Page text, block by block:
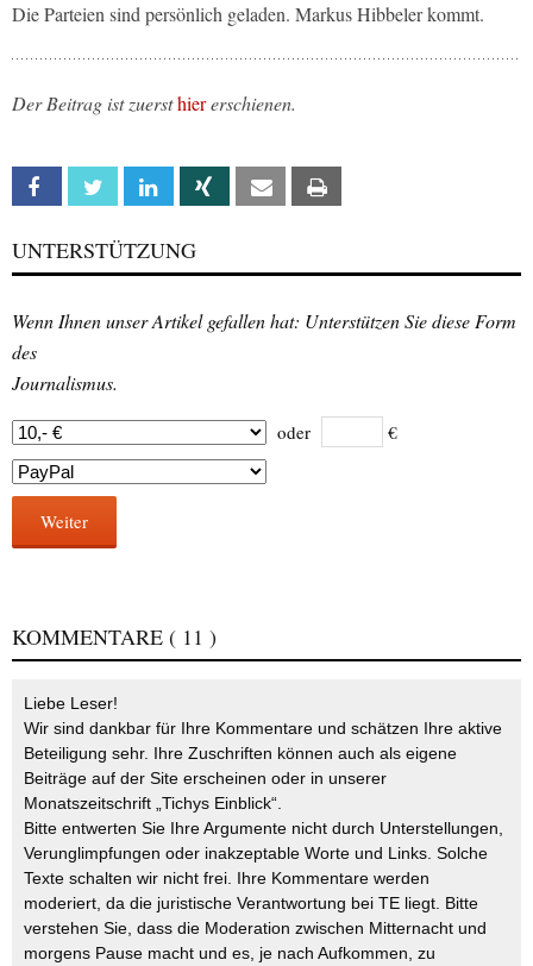
Die Parteien sind persönlich geladen. Markus Hibbeler kommt.
Der Beitrag ist zuersthiererschienen.
Facebook Twitter Linkedin Xing Email
UNTERSTÜTZUNG
Wenn Ihnen unser Artikel gefallen hat: Unterstützen Sie diese Form
des
Journalismus.
oder €
Weiter
KOMMENTARE ( 11 )
Liebe Leser!
Wir sind dankbar für Ihre Kommentare und schätzen Ihre aktive
Beteiligung sehr. Ihre Zuschriften können auch als eigene
Beiträge auf der Site erscheinen oder in unserer
Monatszeitschrift „Tichys Einblick“.
Bitte entwerten Sie Ihre Argumente nicht durch Unterstellungen,
Verunglimpfungen oder inakzeptable Worte und Links. Solche
Texte schalten wir nicht frei. Ihre Kommentare werden
moderiert, da die juristische Verantwortung bei TE liegt. Bitte
verstehen Sie, dass die Moderation zwischen Mitternacht und
morgens Pause macht und es, je nach Aufkommen, zu